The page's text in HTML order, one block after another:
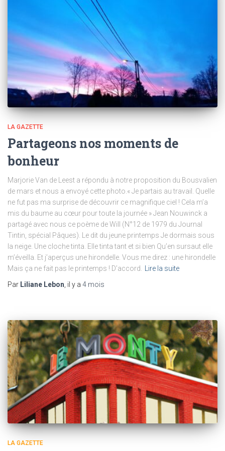
LA GAZETTE
Partageons nos moments de
bonheur
Marjorie Van de Leest a répondu à notre proposition du Bousvalien
de mars et nous a envoyé cette photo.« Je partais au travail. Quelle
ne fut pas ma surprise de découvrir ce magnifique ciel ! Cela m’a
mis du baume au cœur pour toute la journée » Jean Nouwinck a
partagé avec nous ce poème de Will (N°12 de 1979 du Journal
Tintin, spécial Pâques). Le dit du jeune printemps Je dormais sous
la neige. Une cloche tinta. Elle tinta tant et si bien Qu’en sursaut elle
m’éveilla. Et j’aperçus une hirondelle. Vous me direz : une hirondelle
Mais ça ne fait pas le printemps ! D’accord. Lire la suite
Par Liliane Lebon, il y a 4 mois
LA GAZETTE